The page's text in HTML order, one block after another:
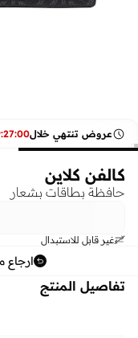
عروض تنتهي خلال :27:00
كالفن كلاين
حافظة بطاقات بشعار
غير قابل للاستبدال
ارجاع
تفاصيل المنتج